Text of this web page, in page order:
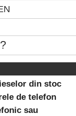
din stoc
de telefon
sau